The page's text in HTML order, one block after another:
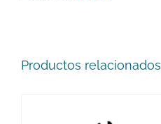
Productos relacionados